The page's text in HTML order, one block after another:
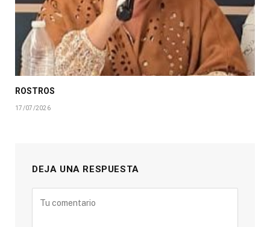
ROSTROS
17/07/2026
DEJA UNA RESPUESTA